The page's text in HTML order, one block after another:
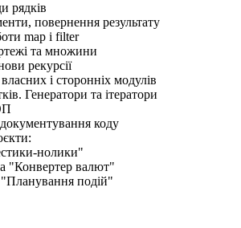
рядків
повернення результату
map і filter
та множини
рекурсії
і сторонніх модулів
Генератори та ітератори
коду
нолики"
"Конвертер валют"
подій"